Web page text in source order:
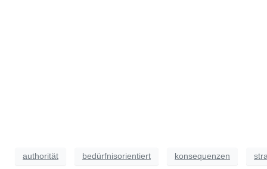
authorität bedürfnisorientiert konsequenzen